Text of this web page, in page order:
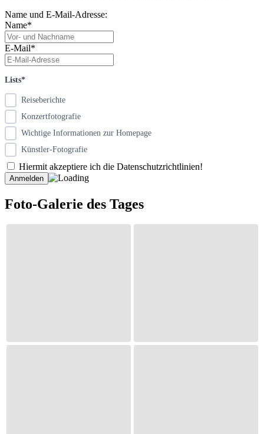
Name und E-Mail-Adresse:
Name*
E-Mail*
Lists*
Reiseberichte
Konzertfotografie
Wichtige Informationen zur Homepage
Künstler-Fotografie
Hiermit akzeptiere ich die Datenschutzrichtlinien!
Foto-Galerie des Tages